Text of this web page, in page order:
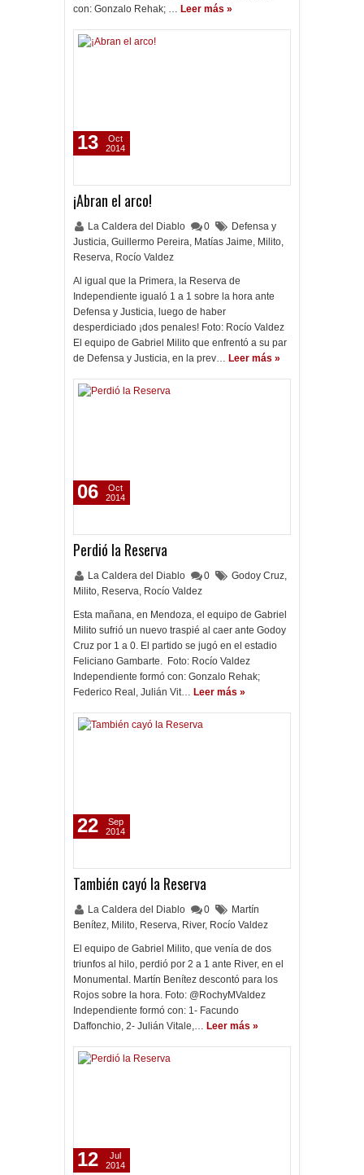
con: Gonzalo Rehak; … Leer más »
¡Abran el arco!
La Caldera del Diablo 0
Defensa y
Justicia, Guillermo Pereira, Matías Jaime, Milito,
Reserva, Rocío Valdez
Al igual que la Primera, la Reserva de
Independiente igualó 1 a 1 sobre la hora ante
Defensa y Justicia, luego de haber
desperdiciado ¡dos penales! Foto: Rocío Valdez
El equipo de Gabriel Milito que enfrentó a su par
de Defensa y Justicia, en la prev… Leer más »
13
Oct
2014
Perdió la Reserva
La Caldera del Diablo 0 Godoy Cruz,
Milito, Reserva, Rocío Valdez
Esta mañana, en Mendoza, el equipo de Gabriel
Milito sufrió un nuevo traspié al caer ante Godoy
Cruz por 1 a 0. El partido se jugó en el estadio
Feliciano Gambarte. Foto: Rocío Valdez
Independiente formó con: Gonzalo Rehak;
Federico Real, Julián Vit… Leer más »
06
Oct
2014
También cayó la Reserva
La Caldera del Diablo 0
Martín
Benítez, Milito, Reserva, River, Rocío Valdez
El equipo de Gabriel Milito, que venía de dos
triunfos al hilo, perdió por 2 a 1 ante River, en el
Monumental. Martín Benítez descontó para los
Rojos sobre la hora. Foto: @RochyMValdez
Independiente formó con: 1- Facundo
Daffonchio, 2- Julián Vitale,… Leer más »
22
Sep
2014
12
Jul
2014